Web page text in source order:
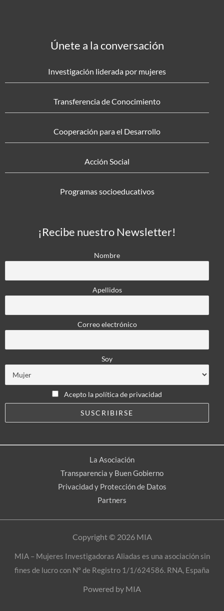
Únete a la conversación
Investigación liderada por mujeres
Transferencia de Conocimiento
Cooperación para el Desarrollo
Acción Social
Programas socioeducativos
¡Recibe nuestro Newsletter!
Nombre
Apellidos
Correo electrónico
Soy
Acepto la política de privacidad
La Asociación
Transparencia y Buen Gobierno
Privacidad y Protección de Datos
Partners
Copyright © 2026 MIA
MIA – Mujeres Investigadoras Aliadas es una asociación sin
fines de lucro con Nº de Registro 1/1/624586. RNA, España
Powered by MIA